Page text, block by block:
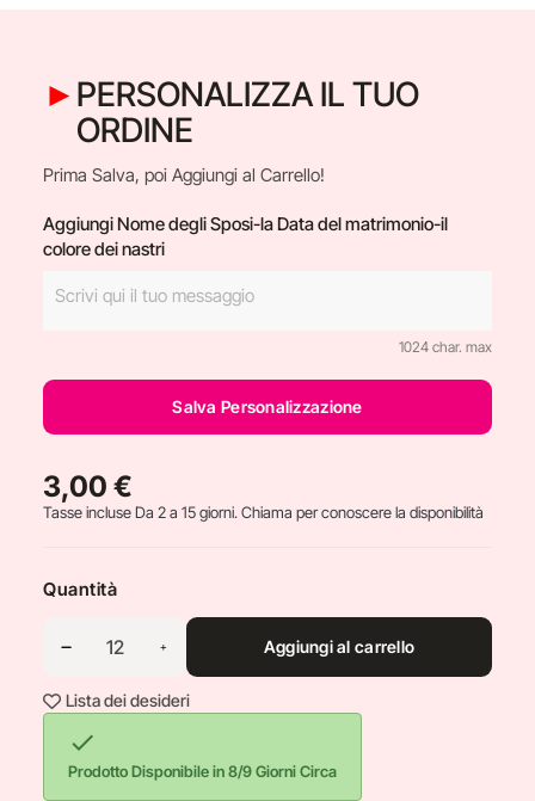
PERSONALIZZA IL TUO
ORDINE
Prima Salva, poi Aggiungi al Carrello!
Aggiungi Nome degli Sposi-la Data del matrimonio-il
colore dei nastri
1024 char. max
Salva Personalizzazione
3,00 €
Tasse incluseDa 2 a 15 giorni. Chiama per conoscere la disponibilità
Quantità
Aggiungi al carrello
Lista dei desideri

Prodotto Disponibile in 8/9 Giorni Circa